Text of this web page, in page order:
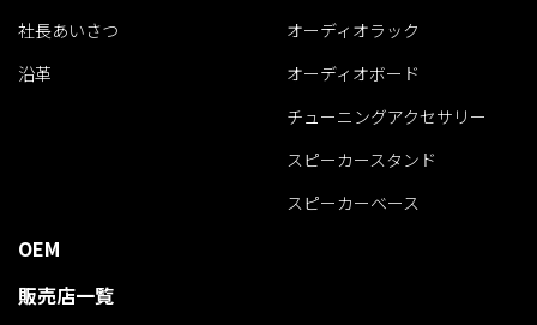
社長あいさつ
沿革
オーディオラック
オーディオボード
チューニングアクセサリー
スピーカースタンド
スピーカーベース
OEM
販売店一覧